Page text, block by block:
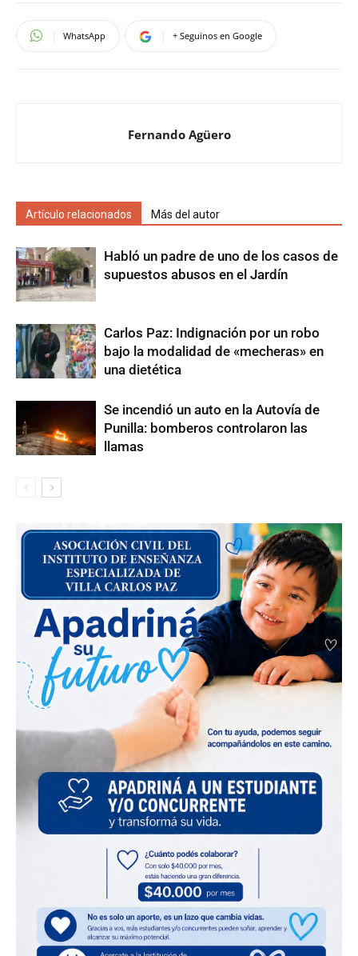
WhatsApp + Seguinos en Google
Fernando Agüero
Artículo relacionados Más del autor
Habló un padre de uno de los casos de
supuestos abusos en el Jardín
Carlos Paz: Indignación por un robo
bajo la modalidad de «mecheras» en
una dietética
Se incendió un auto en la Autovía de
Punilla: bomberos controlaron las
llamas